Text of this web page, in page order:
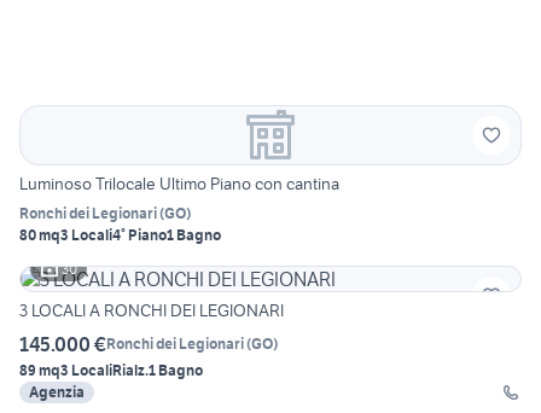
Luminoso Trilocale Ultimo Piano con cantina
Ronchi dei Legionari(GO)
80 mq3 Locali4° Piano1 Bagno
30
3 LOCALI A RONCHI DEI LEGIONARI
145.000 €Ronchi dei Legionari(GO)
89 mq3 LocaliRialz.1 Bagno
Agenzia